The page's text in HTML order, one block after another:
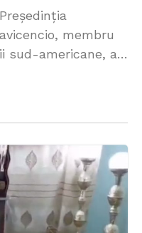
membru
sud-americane, a
a